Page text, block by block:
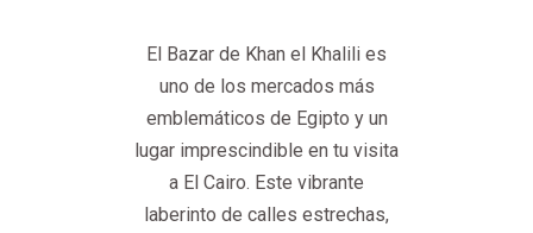
El Bazar de Khan el Khalili es
uno de los mercados más
emblemáticos de Egipto y un
lugar imprescindible en tu visita
a El Cairo. Este vibrante
laberinto de calles estrechas,